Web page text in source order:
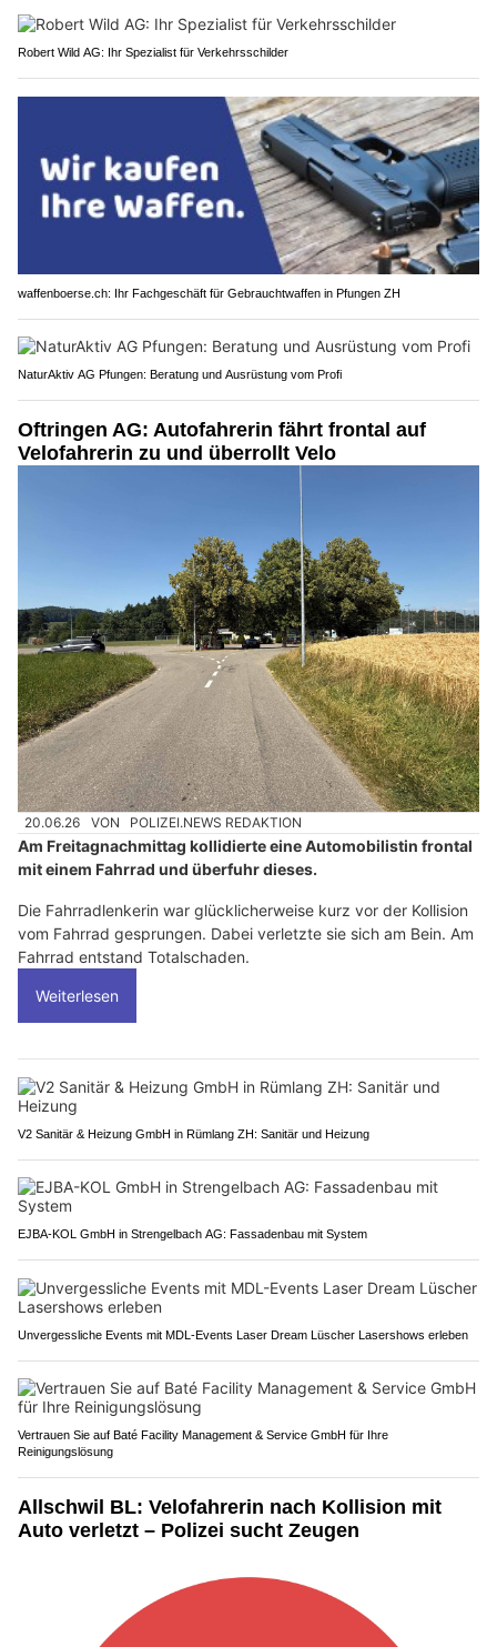
Robert Wild AG: Ihr Spezialist für Verkehrsschilder
waffenboerse.ch: Ihr Fachgeschäft für Gebrauchtwaffen in Pfungen ZH
NaturAktiv AG Pfungen: Beratung und Ausrüstung vom Profi
Oftringen AG: Autofahrerin fährt frontal auf
Velofahrerin zu und überrollt Velo
20.06.26 VON POLIZEI.NEWS REDAKTION
Am Freitagnachmittag kollidierte eine Automobilistin frontal
mit einem Fahrrad und überfuhr dieses.
Die Fahrradlenkerin war glücklicherweise kurz vor der Kollision
vom Fahrrad gesprungen. Dabei verletzte sie sich am Bein. Am
Fahrrad entstand Totalschaden.
Weiterlesen
V2 Sanitär & Heizung GmbH in Rümlang ZH: Sanitär und Heizung
EJBA-KOL GmbH in Strengelbach AG: Fassadenbau mit System
Unvergessliche Events mit MDL-Events Laser Dream Lüscher Lasershows erleben
Vertrauen Sie auf Baté Facility Management & Service GmbH für Ihre
Reinigungslösung
Allschwil BL: Velofahrerin nach Kollision mit
Auto verletzt – Polizei sucht Zeugen